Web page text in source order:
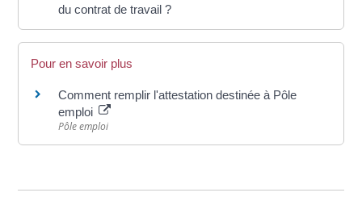
du contrat de travail ?
Pour en savoir plus
Comment remplir l'attestation destinée à Pôle
emploi
Pôle emploi